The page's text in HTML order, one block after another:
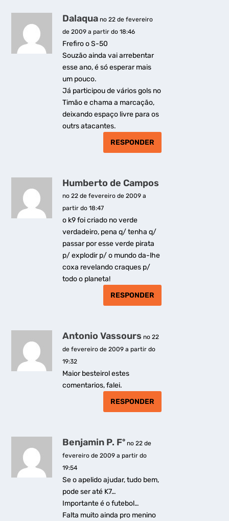
Dalaqua no 22 de fevereiro
de 2009 a partir do 18:46
Frefiro o S-50
Souzão ainda vai arrebentar
esse ano, é só esperar mais
um pouco.
Já participou de vários gols no
Timão e chama a marcação,
deixando espaço livre para os
outrs atacantes.
RESPONDER
Humberto de Campos
no 22 de fevereiro de 2009 a
partir do 18:47
o k9 foi criado no verde
verdadeiro, pena q/ tenha q/
passar por esse verde pirata
p/ explodir p/ o mundo da-lhe
coxa revelando craques p/
todo o planeta!
RESPONDER
Antonio Vassours no 22
de fevereiro de 2009 a partir do
19:32
Maior besteirol estes
comentarios, falei.
RESPONDER
Benjamin P. Fº no 22 de
fevereiro de 2009 a partir do
19:54
Se o apelido ajudar, tudo bem,
pode ser até K7…
Importante é o futebol…
Falta muito ainda pro menino